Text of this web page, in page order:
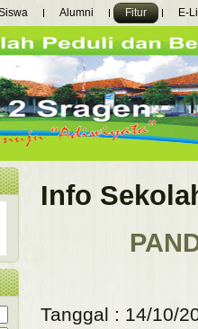
Alumni Fitur E-
Info
Tanggal : 14/10/